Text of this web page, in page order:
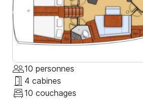
10 personnes
4 cabines
10 couchages